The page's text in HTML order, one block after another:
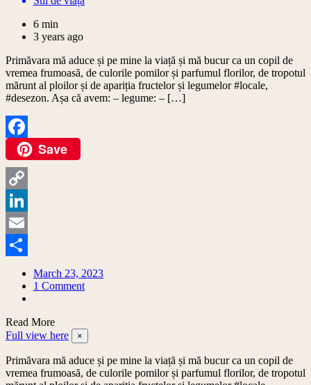
6 min
3 years ago
Primăvara mă aduce și pe mine la viață și mă bucur ca un copil de
vremea frumoasă, de culorile pomilor și parfumul florilor, de tropotul
mărunt al ploilor și de apariția fructelor și legumelor #locale,
#desezon. Așa că avem: – legume: – […]
FacebookSave
Copy
Link
LinkedIn
Email
March 23, 2023
1 Commenton
primăvară:
martie
Read More
Full view here
×
Primăvara mă aduce și pe mine la viață și mă bucur ca un copil de
vremea frumoasă, de culorile pomilor și parfumul florilor, de tropotul